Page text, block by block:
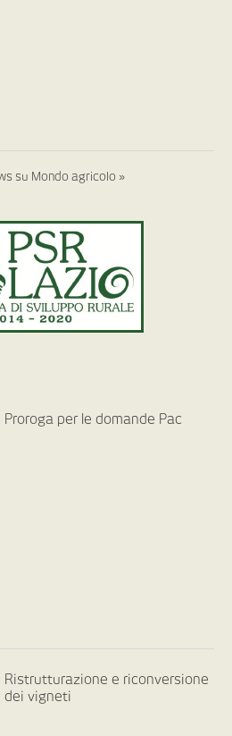
su Mondo agricolo »
Proroga per le domande Pac
Ristrutturazione e riconversione
dei vigneti